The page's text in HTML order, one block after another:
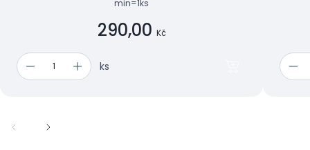
min=1ks
290,00 Kč
ks